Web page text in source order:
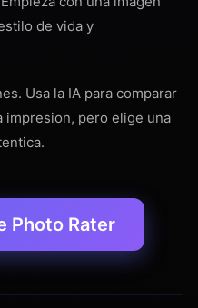
de vida y
Usa la IA para comparar
pero elige una
Photo Rater